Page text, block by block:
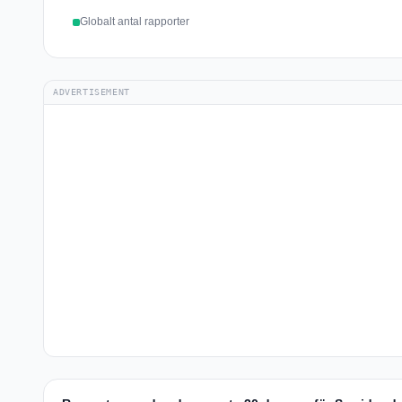
Globalt antal rapporter
ADVERTISEMENT